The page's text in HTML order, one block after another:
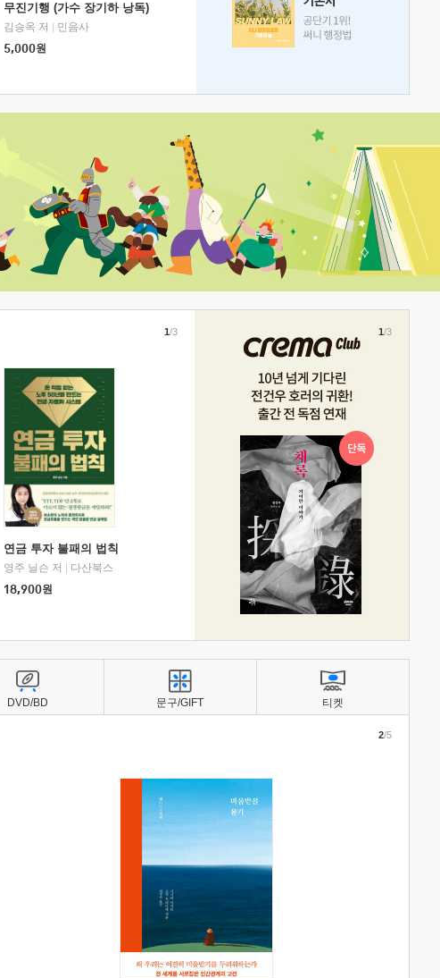
무진기행 (가수 장기하 낭독)
김승옥 저
민음사
5,000원
연금 투자 불패의 법칙
영주 닐슨 저
다산북스
18,900원
1/3 1/3
2/5
DVD/BD 문구/GIFT 티켓